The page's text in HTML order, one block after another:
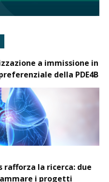
a immissione in
della PDE4B
rafforza la ricerca: due
i progetti